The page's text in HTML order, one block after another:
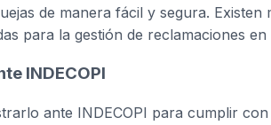
de manera fácil y segura. Existen
para la gestión de reclamaciones en
INDECOPI
ante INDECOPI para cumplir